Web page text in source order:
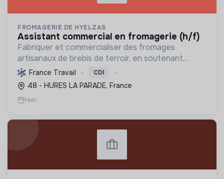
FROMAGERIE DE HYELZAS
assistant commercial en fromagerie (h/f)
Fabriquer et commercialiser des fromages
artisanaux de brebis de terroir, en soutenant
l'agriculture locale et biologique, et en promouvant
un modèle économique et social équitable.
France Travail CDI
48 - HURES LA PARADE, France
Hier